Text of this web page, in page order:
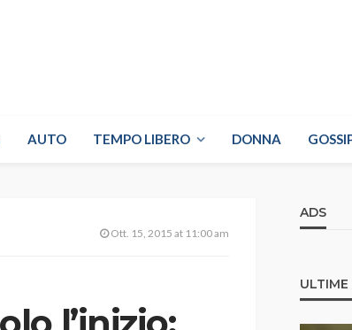
AUTO TEMPO LIBERO DONNA
Ott. 15, 2015 at 11:00 am
ADS